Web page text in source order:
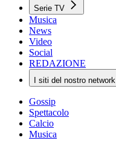
Serie TV
Musica
News
Video
Social
REDAZIONE
I siti del nostro network
Gossip
Spettacolo
Calcio
Musica